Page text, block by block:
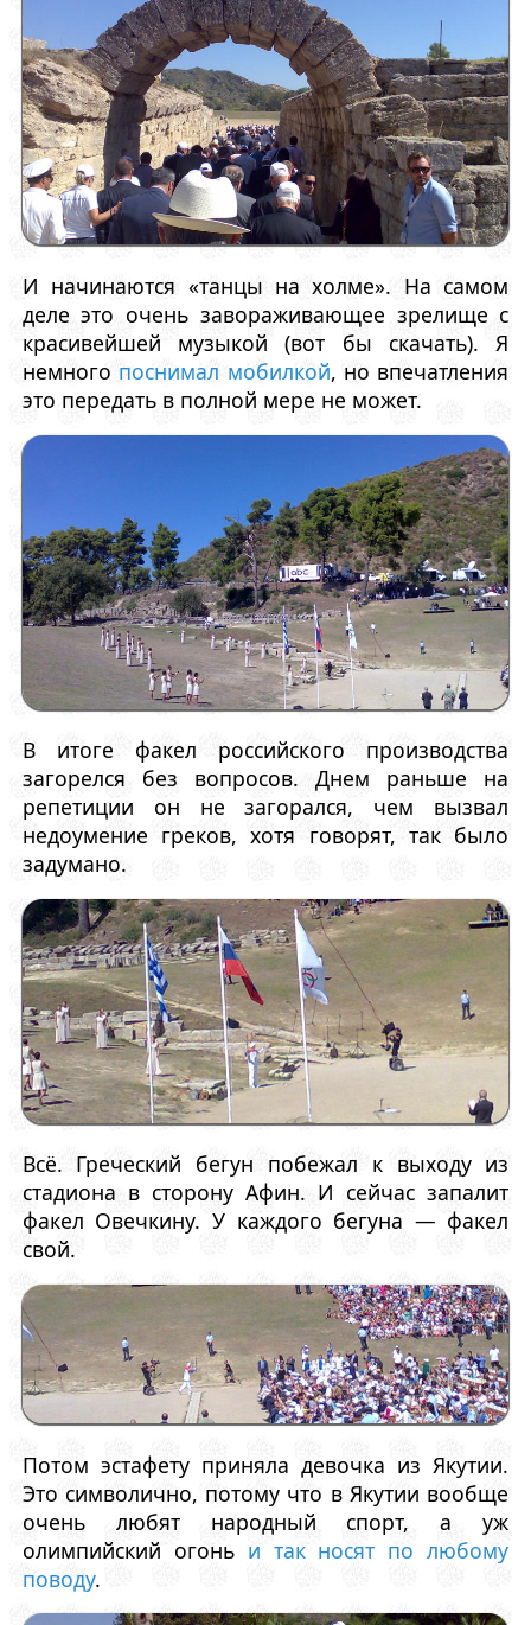
И начинаются «танцы на холме». На самом
деле это очень завораживающее зрелище с
красивейшей музыкой (вот бы скачать). Я
немного поснимал мобилкой, но впечатления
это передать в полной мере не может.
В итоге факел российского производства
загорелся без вопросов. Днем раньше на
репетиции он не загорался, чем вызвал
недоумение греков, хотя говорят, так было
задумано.
Всё. Греческий бегун побежал к выходу из
стадиона в сторону Афин. И сейчас запалит
факел Овечкину. У каждого бегуна — факел
свой.
Потом эстафету приняла девочка из Якутии.
Это символично, потому что в Якутии вообще
очень любят народный спорт, а уж
олимпийский огонь и так носят по любому
поводу.